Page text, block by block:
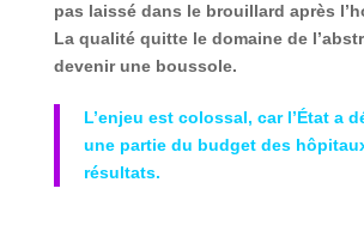
pas laissé dans le brouillard après
La qualité quitte le domaine de
devenir une boussole.
L’enjeu est colossal, car l’État a
une partie du budget des
résultats.